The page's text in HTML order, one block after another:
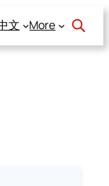
文 More